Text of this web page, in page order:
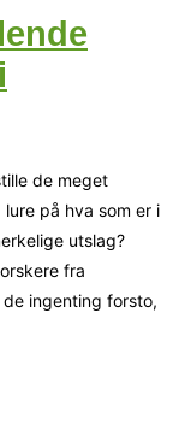
de meget
på hva som er i
utslag?
fra
ingenting forsto,